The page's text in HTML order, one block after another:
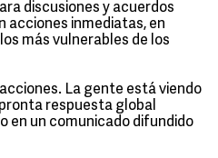
discusiones y acuerdos
acciones inmediatas, en
más vulnerables de los
La gente está viendo
respuesta global
en un comunicado difundido